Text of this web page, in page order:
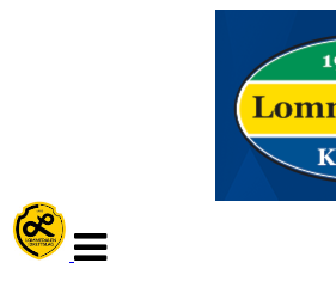
navigasjon